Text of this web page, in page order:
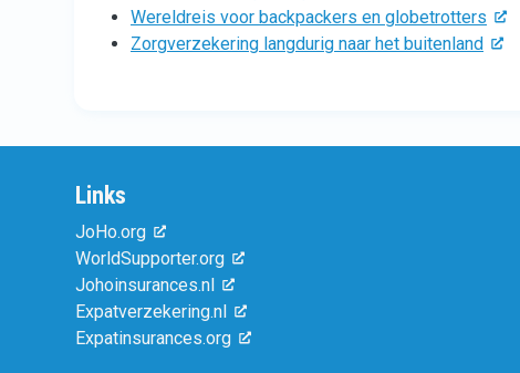
Wereldreis voor backpackers en globetrotters
Zorgverzekering langdurig naar het buitenland
Links
JoHo.org
WorldSupporter.org
Johoinsurances.nl
Expatverzekering.nl
Expatinsurances.org